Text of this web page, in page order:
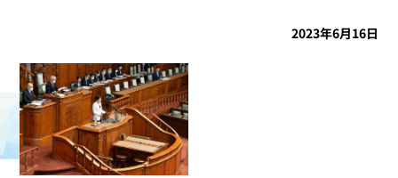
2023年6月16日